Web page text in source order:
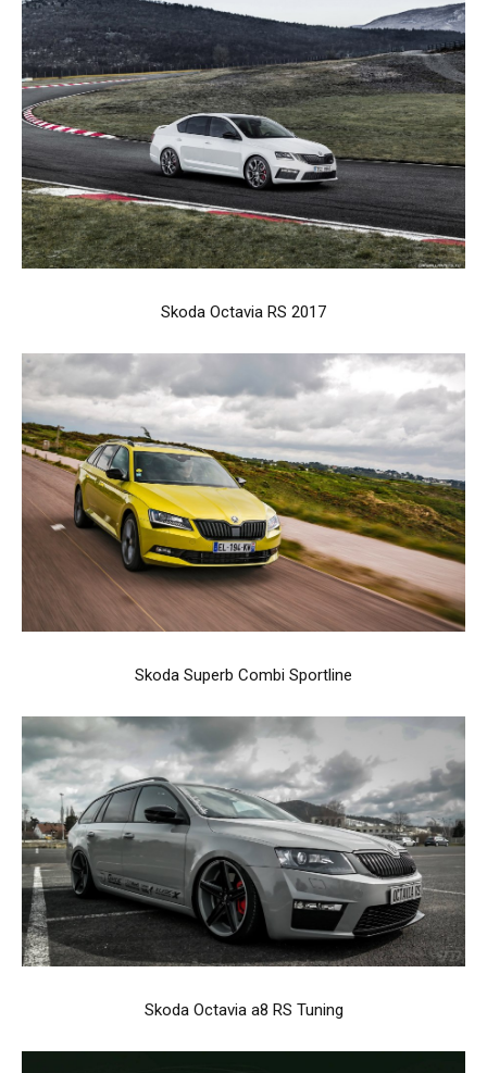
Skoda Octavia RS 2017
Skoda Superb Combi Sportline
Skoda Octavia a8 RS Tuning